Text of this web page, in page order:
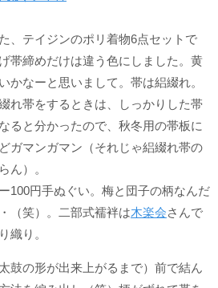
、テイジンのポリ着物6点セットで
帯締めだけは違う色にしました。黄
かなーと思いまして。帯は絽綴れ。
れ帯をするときは、しっかりした帯
ると分かったので、秋冬用の帯板に
ガマンガマン（それじゃ絽綴れ帯の
ん）。
100円手ぬぐい。梅と団子の柄なんだ
（笑）。二部式襦袢は木楽会さんで
織り。
鼓の形が出来上がるまで）前で結ん